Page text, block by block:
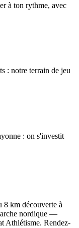
à ton rythme, avec
: notre terrain de jeu
: on s'investit
km découverte à
nordique —
Athlétisme. Rendez-